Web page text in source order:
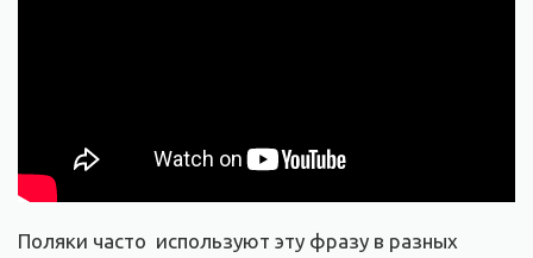
Поляки часто используют эту фразу в разных